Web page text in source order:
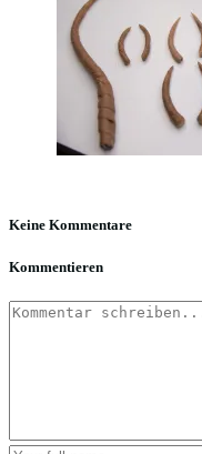
Keine Kommentare
Kommentieren